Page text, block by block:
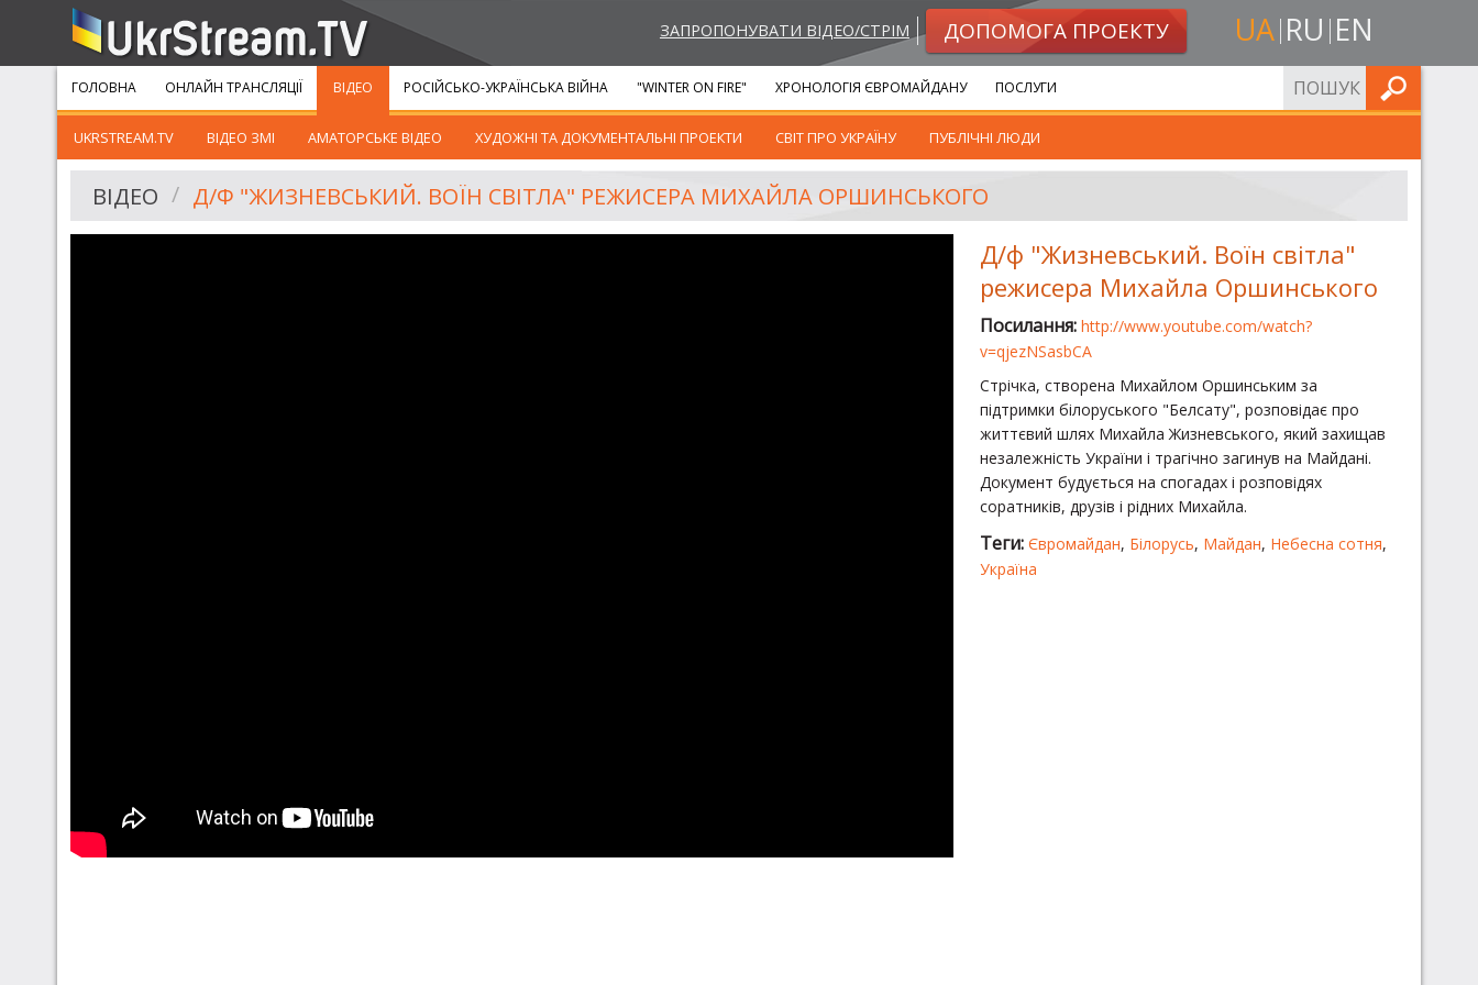
ЗАПРОПОНУВАТИ ВІДЕО/СТРІМ ДОПОМОГА ПРОЕКТУ UA RU EN
ГОЛОВНА ОНЛАЙН ТРАНСЛЯЦІЇ ВІДЕО
UKRSTREAM.TV ВІДЕО ЗМІ АМАТОРСЬКЕ ВІДЕО ХУДОЖНІ ТА ДОКУМЕНТАЛЬНІ ПРОЕКТИ СВІТ ПРО УКРАЇНУ ПУБЛІЧНІ ЛЮДИ
РОСІЙСЬКО-УКРАЇНСЬКА ВІЙНА "WINTER ON FIRE" ХРОНОЛОГІЯ ЄВРОМАЙДАНУ ПОСЛУГИ ШУКАТИ
ВІДЕО Д/Ф "ЖИЗНЕВСЬКИЙ. ВОЇН СВІТЛА" РЕЖИСЕРА МИХАЙЛА ОРШИНСЬКОГО
Д/ф "Жизневський. Воїн світла"
режисера Михайла Оршинського
Посилання: http://www.youtube.com/watch?
v=qjezNSasbCA
Стрічка, створена Михайлом Оршинським за
підтримки білоруського "Белсату", розповідає про
життєвий шлях Михайла Жизневського, який захищав
незалежність України і трагічно загинув на Майдані.
Документ будується на спогадах і розповідях
соратників, друзів і рідних Михайла.
Теги: Євромайдан, Білорусь, Майдан, Небесна сотня,
Україна